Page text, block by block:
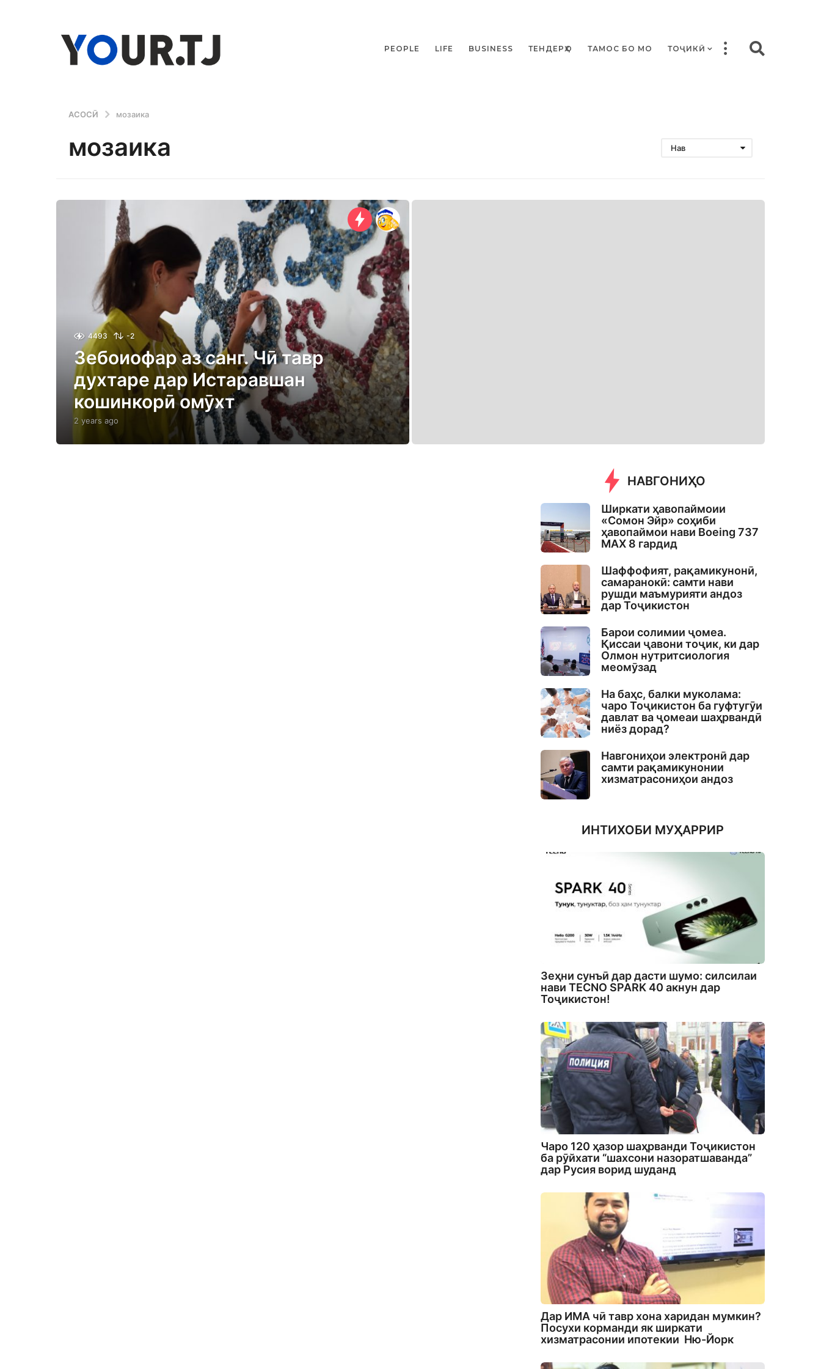
PEOPLE LIFE BUSINESS ТЕНДЕРҲО ТАМОС БО МО ТОҶИКӢ
АСОСӢ мозаика
мозаика Нав
4493 -2
Зебоиофар аз санг. Чӣ тавр
духтаре дар Истаравшан
кошинкорӣ омӯхт
2 years ago
e
НАВГОНИҲО
Ширкати ҳавопаймоии
«Сомон Эйр» соҳиби
ҳавопаймои нави Boeing 737
MAX 8 гардид
Шаффофият, рақамикунонӣ,
самаранокӣ: самти нави
рушди маъмурияти андоз
дар Тоҷикистон
Барои солимии ҷомеа.
Қиссаи ҷавони тоҷик, ки дар
Олмон нутритсиология
меомӯзад
На баҳс, балки муколама:
чаро Тоҷикистон ба гуфтугӯи
давлат ва ҷомеаи шаҳрвандӣ
ниёз дорад?
Навгониҳои электронӣ дар
самти рақамикунонии
хизматрасониҳои андоз
ИНТИХОБИ МУҲАРРИР
Зеҳни сунъӣ дар дасти шумо: силсилаи
нави TECNO SPARK 40 акнун дар
Тоҷикистон!
Чаро 120 ҳазор шаҳрванди Тоҷикистон
ба рӯйхати “шахсони назоратшаванда”
дар Русия ворид шуданд
Дар ИМА чӣ тавр хона харидан мумкин?
Посухи корманди як ширкати
хизматрасонии ипотекии Ню-Йорк